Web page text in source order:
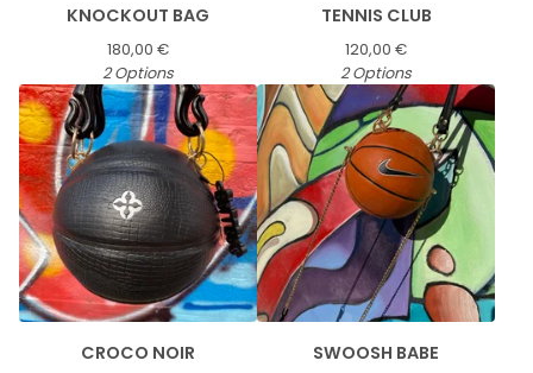
KNOCKOUT BAG
180,00 €
2 Options
TENNIS CLUB
120,00 €
2 Options
CROCO NOIR SWOOSH BABE